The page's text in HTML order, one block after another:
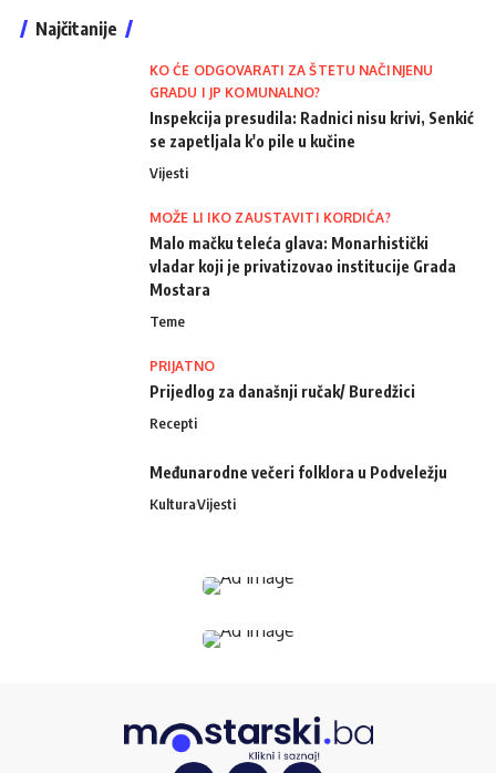
Najčitanije
KO ĆE ODGOVARATI ZA ŠTETU NAČINJENU
GRADU I JP KOMUNALNO?
Inspekcija presudila: Radnici nisu krivi, Senkić
se zapetljala k'o pile u kučine
Vijesti
MOŽE LI IKO ZAUSTAVITI KORDIĆA?
Malo mačku teleća glava: Monarhistički
vladar koji je privatizovao institucije Grada
Mostara
Teme
PRIJATNO
Prijedlog za današnji ručak/ Buredžici
Recepti
Međunarodne večeri folklora u Podveležju
KulturaVijesti